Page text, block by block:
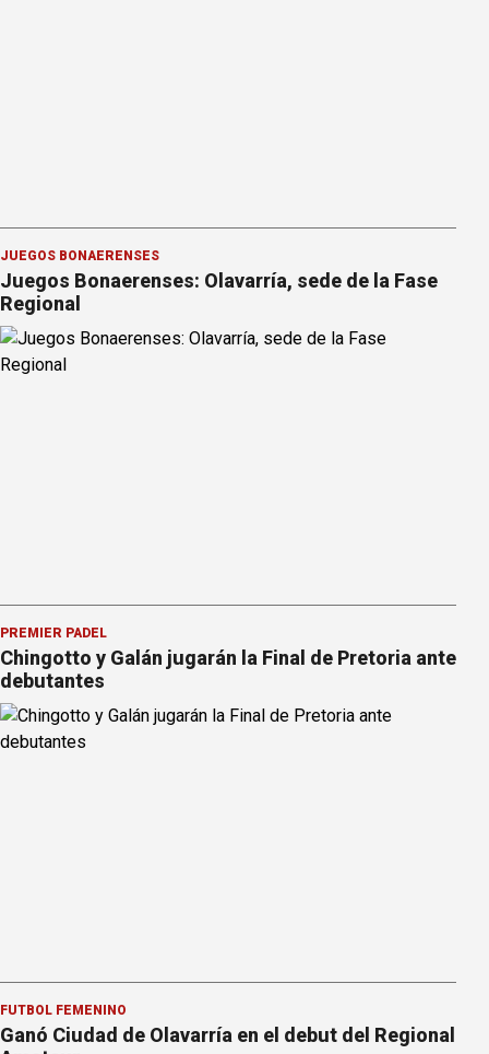
JUEGOS BONAERENSES
Juegos Bonaerenses: Olavarría, sede de la Fase
Regional
PREMIER PÁDEL
Chingotto y Galán jugarán la Final de Pretoria ante
debutantes
FÚTBOL FEMENINO
Ganó Ciudad de Olavarría en el debut del Regional